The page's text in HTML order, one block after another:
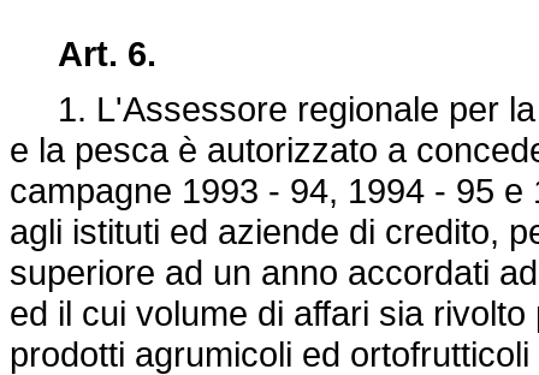
Art. 6.
1. L'Assessore regionale per la
e la pesca è autorizzato a
campagne 1993 - 94, 1994 - 95
agli istituti ed aziende di credito,
superiore ad un anno accordati
ed il cui volume di affari sia
prodotti agrumicoli ed